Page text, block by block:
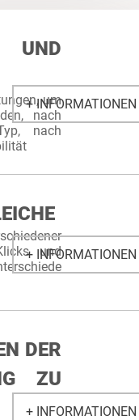
um
nach
nach
+ INFORMATIONEN
und
+ INFORMATIONEN
DER
ZU
+ INFORMATIONEN